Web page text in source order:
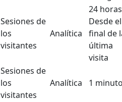
Sesiones de
los
visitantes
Analítica
24
Desde el
final de
última
visita
Sesiones de
los
visitantes
Analítica 1